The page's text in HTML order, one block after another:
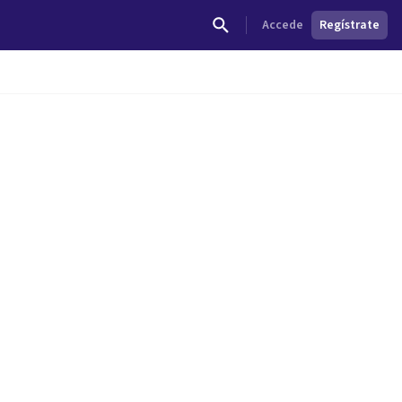
Accede Regístrate